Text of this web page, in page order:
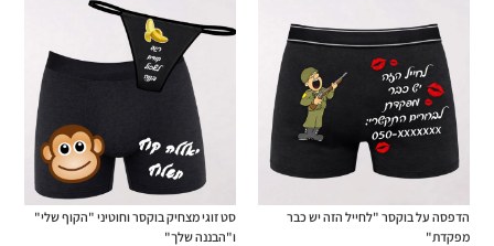
הדפסה על בוקסר "לחייל הזה יש כבר
מפקדת"
סט זוגי מצחיק בוקסר וחוטיני "הקוף שלי"
ו"הבננה שלך"